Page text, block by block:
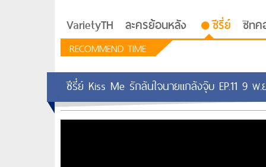
VarietyTH ละครย้อนหลัง ซีรี่ย์ ซิทค
RECOMMEND TIME
รักอยู่ประตูถัดไป
ซีรี่ย์ Kiss Me รักล้นใจนายแกล้งจุ๊บ EP.11 9 พ.